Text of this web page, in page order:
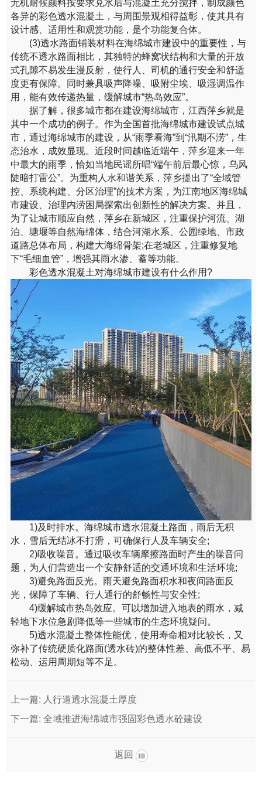
无机耐候颜料按要求兑水后与混凝土充分搅拌，制成颜色
各异的彩色透水混凝土，与周围景观相得益彰，使其具有
设计感、适用性和观赏功能，是个功能复合体。
(3)透水路面铺装材料在海绵城市建设中的重要性，与
传统不透水路面相比，其独特的蜂窝状结构和大量的开放
式孔隙不易发生漫反射，使行人、司机的通行安全和舒适
度更有保障。同时兼具吸声降噪、吸附尘埃、吸湿调温作
用，能有效传递热量，缓解城市“热岛效应”。
据了解，很多城市都在建设海绵城市，江西萍乡就是
其中一个成功的例子。作为全国首批海绵城市建设试点城
市，通过海绵城市的建设，从“雨季看海”到“汛期不涝”，生
态治水，成效显现。近段时间越临近端午，萍乡迎来一年
中最大的雨季，恰如当地民谣所唱“端午前后最心惊，乌风
陡暗打雷公”。为重构人水和谐关系，萍乡提出了“全域管
控、系统构建、分区治理”的技术方案，为江南地区海绵城
市建设、治理内涝困局探索出创新性的解决方案。并且，
为了让城市顺应自然，萍乡在新城区，注重保护河流、湖
泊、塘堰等自然海绵体，结合河湖水系、公园绿地、市政
道路总体布局，构建大海绵骨架;在老城区，注重修复地
下“毛细血管”，增强其雨水渗、蓄等功能。
彩色透水混凝土对海绵城市建设有什么作用?
1)及时排水。海绵城市透水混凝土路面，雨后无积
水，雪后无结冰不打滑，可确保行人及车辆安全;
2)吸收噪音。通过吸收车辆摩擦路面时产生的噪音问
题，为人们营造出一个安静舒适的交通环境和生活环境;
3)避免路面反光。雨天避免路面积水和夜间路面反
光，保障了车辆、行人通行的舒畅性与安全性;
4)缓解城市热岛效应。可以增加进入地表的雨水，减
轻地下水位急剧降低等一些城市的生态环境疑问。
5)透水混凝土整体性能优，使用寿命相对比较长，又
弥补了传统硬质化路面(透水砖)的整体性差、高低不平、易
松动、运用周期短等不足。
上一篇: 人行道透水混凝土厚度
下一篇: 全域推进海绵城市强固彩色透水砼建设
返回